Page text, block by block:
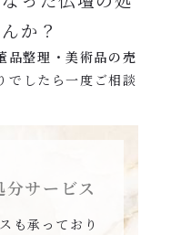
か？
品整理・美術品の売
でしたら一度ご相談
分サービス
も承っており